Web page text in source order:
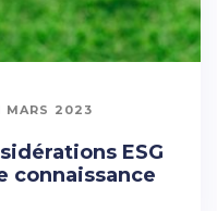
MARS 2023
ESG
connaissance